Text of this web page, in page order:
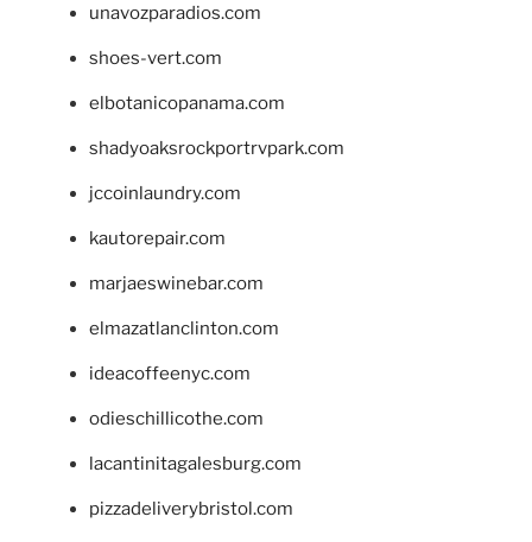
unavozparadios.com
shoes-vert.com
elbotanicopanama.com
shadyoaksrockportrvpark.com
jccoinlaundry.com
kautorepair.com
marjaeswinebar.com
elmazatlanclinton.com
ideacoffeenyc.com
odieschillicothe.com
lacantinitagalesburg.com
pizzadeliverybristol.com